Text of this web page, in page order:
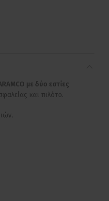
με δύο εστίες
και πιλότο.